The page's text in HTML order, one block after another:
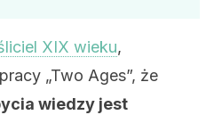
XIX wieku,
„Two Ages”, że
wiedzy jest